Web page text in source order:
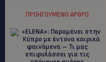
ΠΡΟΗΓΟΎΜΕΝΟ ΆΡΘΡΟ